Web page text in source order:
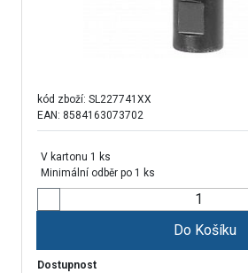
kód zboží: SL227741XX
EAN: 8584163073702
V kartonu 1 ks
Minimální odběr po 1 ks
Do Košíku
Dostupnost